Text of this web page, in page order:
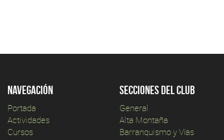
Navegación
Portada
Actividades
Cursos
Secciones del club
General
Alta Montaña
Barranquismo y Vías